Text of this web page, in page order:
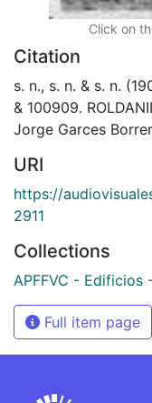
Click on
Citation
s. n., s. n. & s. n.
& 100909.
Jorge Garces
URI
https://
2911
Collections
APFFVC - Edificios
Full item page